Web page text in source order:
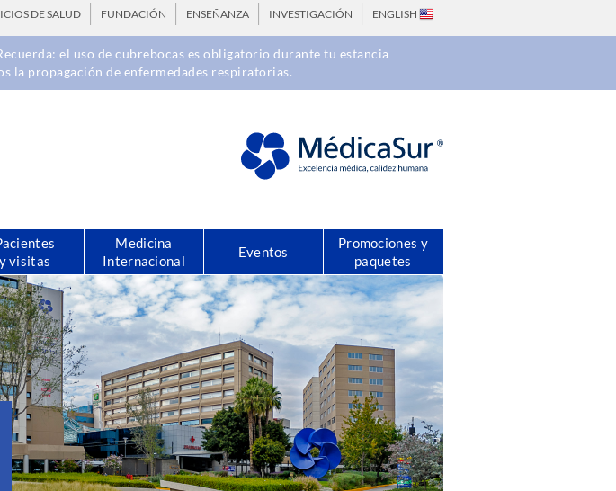
DE SALUD FUNDACIÓN ENSEÑANZA INVESTIGACIÓN ENGLISH
el uso de cubrebocas es obligatorio durante tu estancia
la propagación de enfermedades respiratorias.
y visitas
Medicina
Internacional
Eventos
Promociones y
paquetes